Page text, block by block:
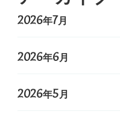
2026年7月
2026年6月
2026年5月